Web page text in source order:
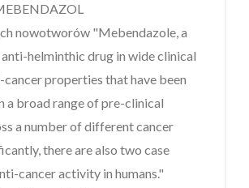
nowotworów "Mebendazole, a
helminthic drug in wide clinical
cancer properties that have been
a broad range of pre-clinical
a number of different cancer
there are also two case
cancer activity in humans."